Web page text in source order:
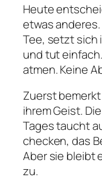
Heute
etwas
Tee, setzt sich
und tut
atmen. Keine
Zuerst
ihrem Geist.
Tages taucht
checken, das
Aber sie bleibt
zu.